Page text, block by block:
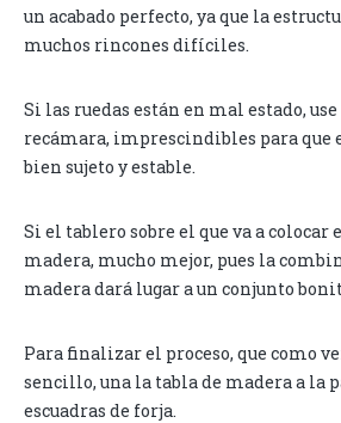
un acabado perfecto, ya que la
muchos rincones difíciles.
Si las ruedas están en mal estado,
recámara, imprescindibles para que
bien sujeto y estable.
Si el tablero sobre el que va a colocar
madera, mucho mejor, pues la
madera dará lugar a un conjunto
Para finalizar el proceso, que como
sencillo, una la tabla de madera a la
escuadras de forja.